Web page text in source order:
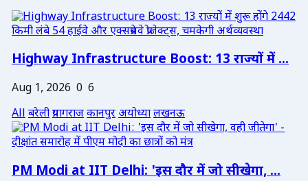
Highway Infrastructure Boost: 13 राज्यों में ...
Aug 1, 2026 0 6
Allबरेलीप्रयागराजकानपुरअयोध्यालखनऊ
PM Modi at IIT Delhi: 'इस दौर में जो सीखेगा, ...